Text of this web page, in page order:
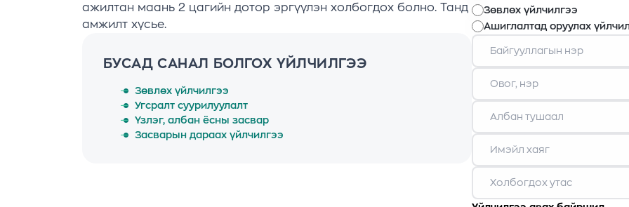
ажилтан маань 2 цагийн дотор эргүүлэн холбогдох болно. Танд
амжилт хүсье.
БУСАД САНАЛ БОЛГОХ ҮЙЛЧИЛГЭЭ
Зөвлөх үйлчилгээ
Угсралт суурилуулалт
Үзлэг, албан ёсны засвар
Засварын дараах үйлчилгээ
Зөвлөх үйлчилгээ
Ашиглалтад оруулах